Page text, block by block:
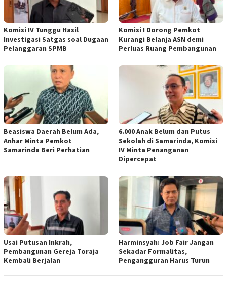
Komisi IV Tunggu Hasil
Investigasi Satgas soal Dugaan
Pelanggaran SPMB
Komisi I Dorong Pemkot
Kurangi Belanja ASN demi
Perluas Ruang Pembangunan
Beasiswa Daerah Belum Ada,
Anhar Minta Pemkot
Samarinda Beri Perhatian
6.000 Anak Belum dan Putus
Sekolah di Samarinda, Komisi
IV Minta Penanganan
Dipercepat
Usai Putusan Inkrah,
Pembangunan Gereja Toraja
Kembali Berjalan
Harminsyah: Job Fair Jangan
Sekadar Formalitas,
Pengangguran Harus Turun